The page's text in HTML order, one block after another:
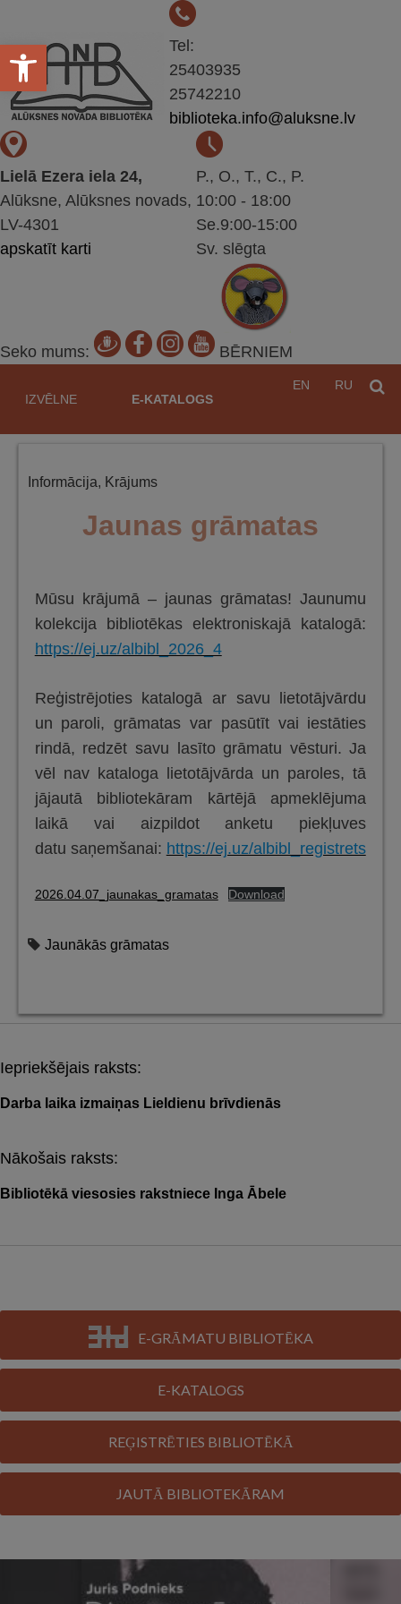
Open toolbar
Tel:
25403935
25742210
biblioteka.info@aluksne.lv
Lielā Ezera iela 24,
Alūksne, Alūksnes novads,
LV-4301
apskatīt karti
P., O., T., C., P.
10:00 - 18:00
Se.9:00-15:00
Sv. slēgta
Seko mums:
BĒRNIEM
IZVĒLNE E-KATALOGS
EN RU
Informācija, Krājums
Jaunas grāmatas
Mūsu krājumā – jaunas grāmatas! Jaunumu
kolekcija bibliotēkas elektroniskajā katalogā:
https://ej.uz/albibl_2026_4
Reģistrējoties katalogā ar savu lietotājvārdu
un paroli, grāmatas var pasūtīt vai iestāties
rindā, redzēt savu lasīto grāmatu vēsturi. Ja
vēl nav kataloga lietotājvārda un paroles, tā
jājautā bibliotekāram kārtējā apmeklējuma
laikā vai aizpildot anketu piekļuves
datu saņemšanai: https://ej.uz/albibl_registrets
2026.04.07_jaunakas_gramatas Download
Jaunākās grāmatas
Post
navigation
Iepriekšējais raksts:
Darba laika izmaiņas Lieldienu brīvdienās
Nākošais raksts:
Bibliotēkā viesosies rakstniece Inga Ābele
E-GRĀMATU BIBLIOTĒKA
E-KATALOGS
REĢISTRĒTIES BIBLIOTĒKĀ
JAUTĀ BIBLIOTEKĀRAM